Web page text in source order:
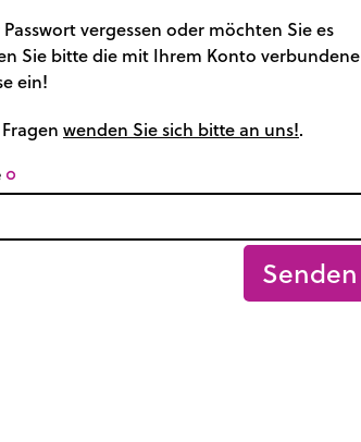
vergessen oder möchten Sie es
Sie bitte die mit Ihrem Konto verbundene
ein!
wenden Sie sich bitte an uns!.
trip_origin
Senden